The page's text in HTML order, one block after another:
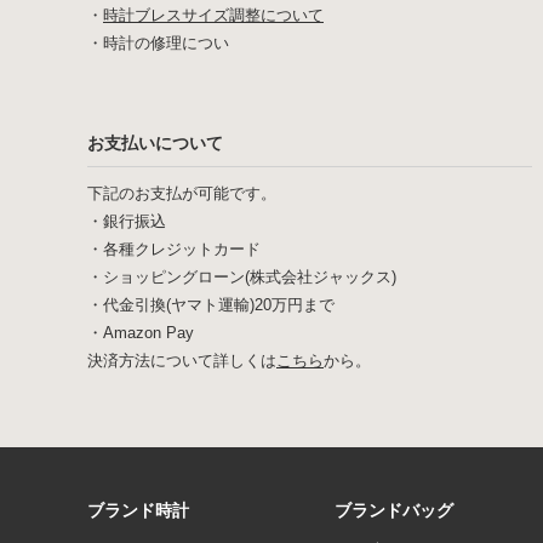
・ 時計ブレスサイズ調整について
・ 時計の修理につい
お支払いについて
下記のお支払が可能です。
・銀行振込
・各種クレジットカード
・ショッピングローン(株式会社ジャックス)
・代金引換(ヤマト運輸)20万円まで
・Amazon Pay
決済方法について詳しくはこちらから。
ブランド時計 ブランドバッグ